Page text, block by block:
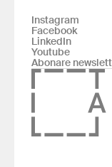
Instagram
Facebook
LinkedIn
Youtube
Abonare